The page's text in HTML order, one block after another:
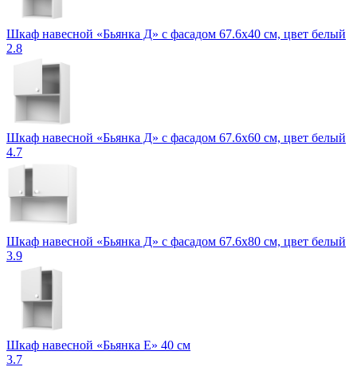
Шкаф навесной «Бьянка Д» с фасадом 67.6х40 см, цвет белый
2.8
Шкаф навесной «Бьянка Д» с фасадом 67.6х60 см, цвет белый
4.7
Шкаф навесной «Бьянка Д» с фасадом 67.6х80 см, цвет белый
3.9
Шкаф навесной «Бьянка Е» 40 см
3.7